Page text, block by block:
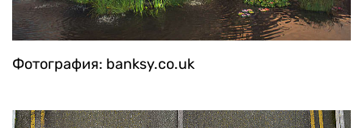
Фотография: banksy.co.uk